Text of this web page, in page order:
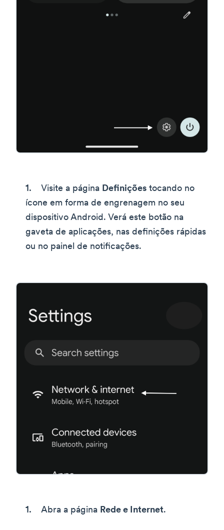
Visite a página Definições tocando no
ícone em forma de engrenagem no seu
dispositivo Android. Verá este botão na
gaveta de aplicações, nas definições rápidas
ou no painel de notificações.
Abra a página Rede e Internet.